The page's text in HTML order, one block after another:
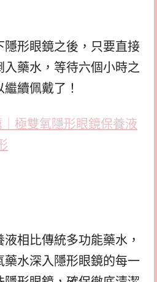
隱形眼鏡之後，只要直接
藥水，等待六個小時之
續佩戴了！
相比傳統多功能藥水，
藥水深入隱形眼鏡的每一